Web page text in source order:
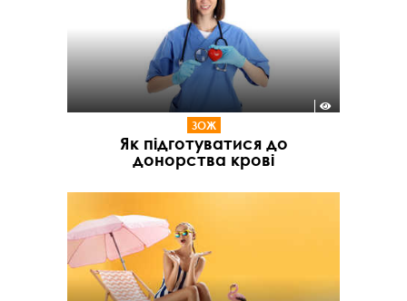
ЗОЖ
Як підготуватися до
донорства крові